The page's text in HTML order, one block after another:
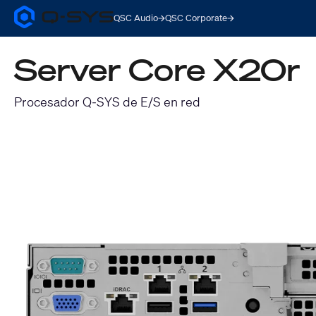
Q-
SYS
Products
Homepage
QSC Audio QSC Corporate
Server Core X20r
Procesador Q-SYS de E/S en red